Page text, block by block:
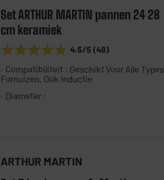
Set ARTHUR MARTIN pannen 24 28
cm keramiek
★★★★★
★★★★★ 4.5/5 (48)
Compatibiliteit : Geschikt Voor Alle Types
Fornuizen, Ook Inductie
Diameter :
ARTHUR MARTIN